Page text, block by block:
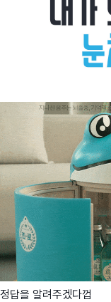
정답을 알려주겠다껍